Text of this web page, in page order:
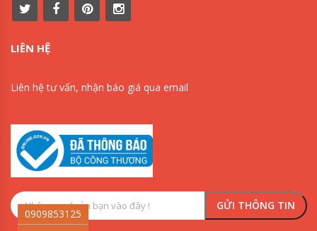
LIÊN HỆ
Liên hệ tư vấn, nhận báo giá qua email
0909853125